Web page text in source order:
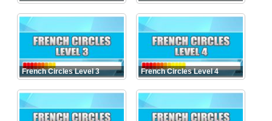
French Circles Level 3 French Circles Level 4